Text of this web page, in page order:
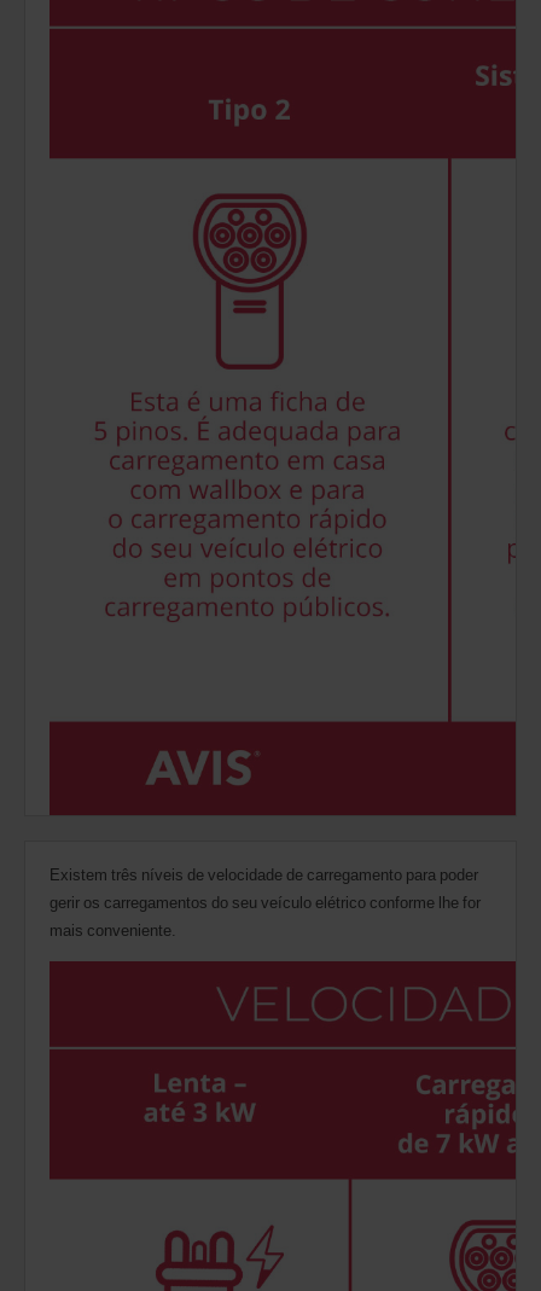
Existem três níveis de velocidade de carregamento para poder
gerir os carregamentos do seu veículo elétrico conforme lhe for
mais conveniente.